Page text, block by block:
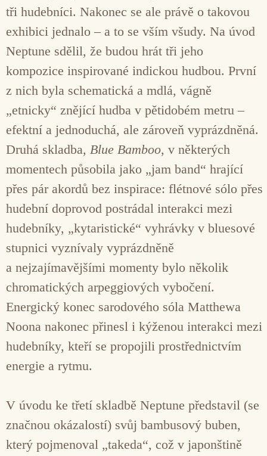
tři hudebníci. Nakonec se ale právě o takovou
exhibici jednalo – a to se vším všudy. Na úvod
Neptune sdělil, že budou hrát tři jeho
kompozice inspirované indickou hudbou. První
z nich byla schematická a mdlá, vágně
„etnicky“ znějící hudba v pětidobém metru –
efektní a jednoduchá, ale zároveň vyprázdněná.
Druhá skladba, Blue Bamboo, v některých
momentech působila jako „jam band“ hrající
přes pár akordů bez inspirace: flétnové sólo přes
hudební doprovod postrádal interakci mezi
hudebníky, „kytaristické“ vyhrávky v bluesové
stupnici vyznívaly vyprázdněně
a nejzajímavějšími momenty bylo několik
chromatických arpeggiových vybočení.
Energický konec sarodového sóla Matthewa
Noona nakonec přinesl i kýženou interakci mezi
hudebníky, kteří se propojili prostřednictvím
energie a rytmu.
V úvodu ke třetí skladbě Neptune představil (se
značnou okázalostí) svůj bambusový buben,
který pojmenoval „takeda“, což v japonštině